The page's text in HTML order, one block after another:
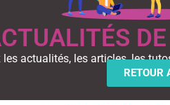
les actualités, les articles, les
RETOUR